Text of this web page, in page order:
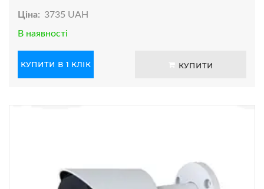
Ціна: 3735 UAH
В наявності
КУПИТИ В 1 КЛІК КУПИТИ